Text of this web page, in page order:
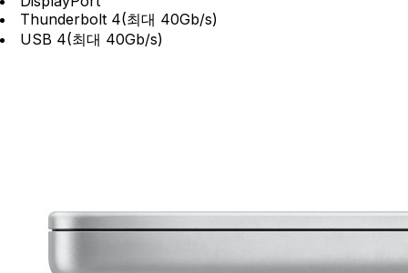
Thunderbolt 4(최대 40Gb/s)
USB 4(최대 40Gb/s)